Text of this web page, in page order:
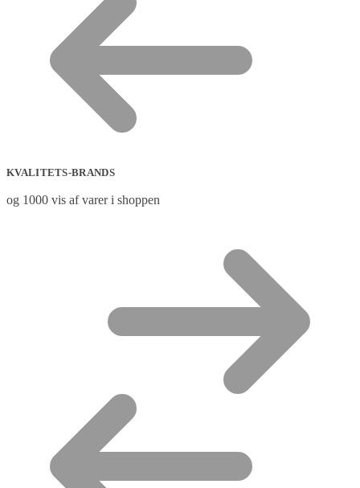
KVALITETS-BRANDS
og 1000 vis af varer i shoppen